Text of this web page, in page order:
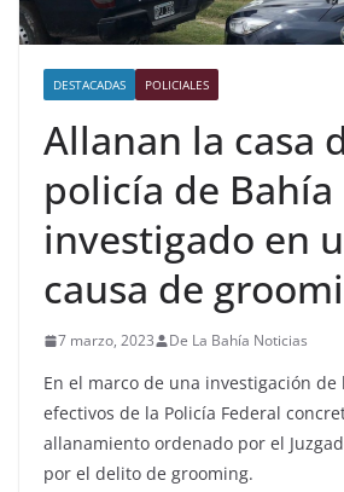
DESTACADAS POLICIALES
Allanan la casa
policía de Bahía
investigado en
causa de
7 marzo, 2023 De La Bahía Noticias
En el marco de una investigación de
efectivos de la Policía Federal
allanamiento ordenado por el
por el delito de grooming.